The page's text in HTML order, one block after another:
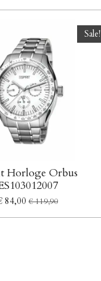
Sale!
Horloge Orbus
84,00 € 119,90